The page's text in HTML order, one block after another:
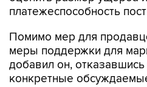
платежеспособность
Помимо мер для
меры поддержки для
добавил он,
конкретные